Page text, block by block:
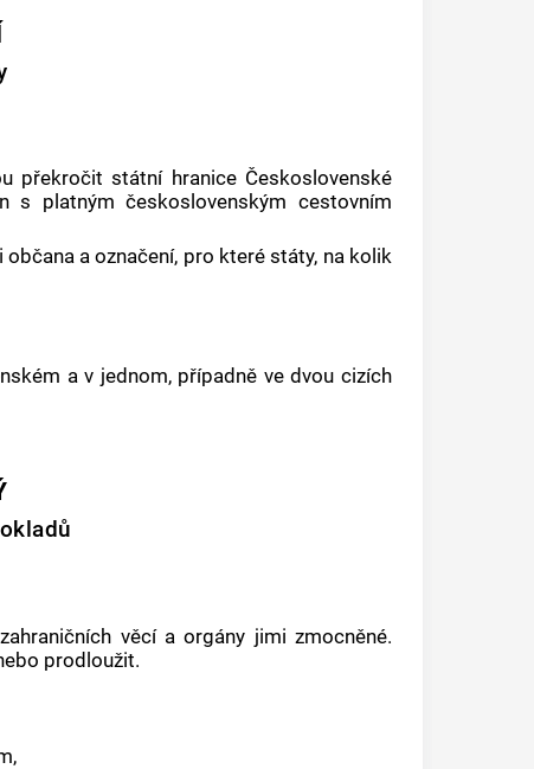
překročit státní hranice Československé
platným československým cestovním
a označení, pro které státy, na kolik
a v jednom, případně ve dvou cizích
věcí a orgány jimi zmocněné.
prodloužit.